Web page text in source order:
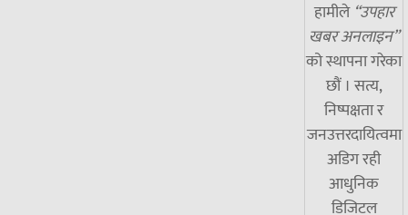
हामीले “उपहार
खबर अनलाइन”
को स्थापना गरेका
छौं । सत्य,
निष्पक्षता र
जनउत्तरदायित्वमा
अडिग रही
आधुनिक
डिजिटल